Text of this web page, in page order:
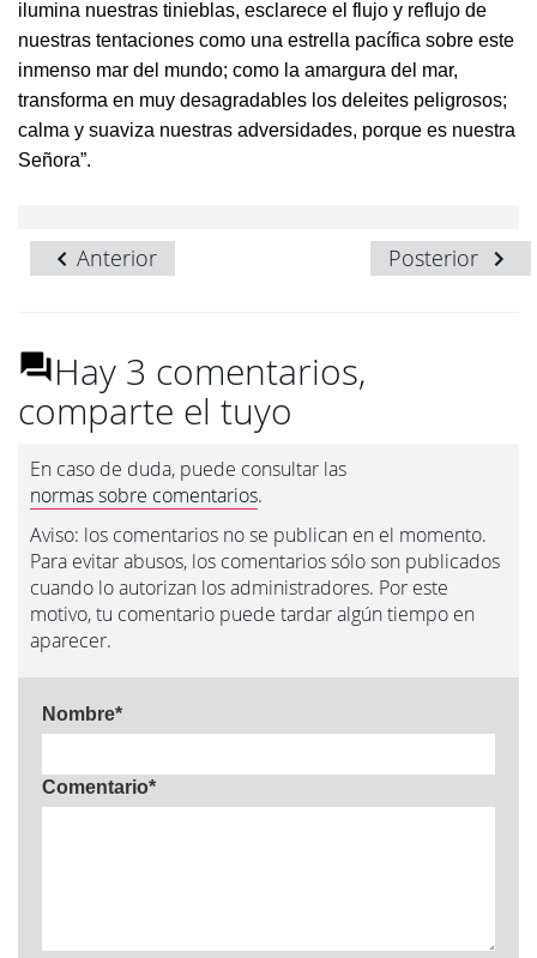
ilumina nuestras tinieblas, esclarece el flujo y reflujo de
nuestras tentaciones como una estrella pacífica sobre este
inmenso mar del mundo; como la amargura del mar,
transforma en muy desagradables los deleites peligrosos;
calma y suaviza nuestras adversidades, porque es nuestra
Señora”.
Posterior
Anterior
Hay 3 comentarios,
comparte el tuyo
En caso de duda, puede consultar las
normas sobre comentarios.
Aviso: los comentarios no se publican en el momento.
Para evitar abusos, los comentarios sólo son publicados
cuando lo autorizan los administradores. Por este
motivo, tu comentario puede tardar algún tiempo en
aparecer.
Nombre*
Comentario*